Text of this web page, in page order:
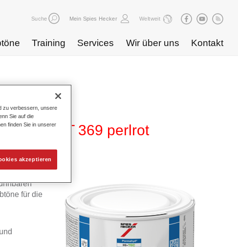
Suche Mein Spies Hecker Weltweit
Training Services Wir über uns Kontakt
480 WT 369 perlrot
für die
zu verbessern, unsere
Sie auf die
finden Sie in unserer
akzeptieren